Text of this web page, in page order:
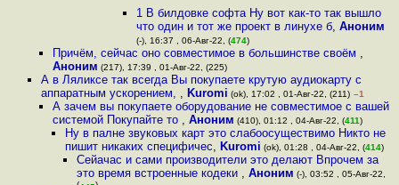
1 В билдовке софта Ну вот как-то так вышло
что один и тот же проект в линухе б, Аноним
(-), 16:37 , 06-Авг-22, (474)
Причём, сейчас оно совместимое в большинстве своём ,
Аноним (217), 17:39 , 01-Авг-22, (225)
А в Ляликсе так всегда Вы покупаете крутую аудиокарту с
аппаратным ускорением, , Kuromi (ok), 17:02 , 01-Авг-22, (211) –1
А зачем вы покупаете оборудование не совместимое с вашей
системой Покупайте то ,Аноним (410), 01:12 , 04-Авг-22, (411)
Ну в палне звуковых карт это слабоосуществимо Никто не
пишит никаких специфичес, Kuromi (ok), 01:28 , 04-Авг-22, (414)
Сейачас и сами производители это делают Впрочем за
это время встроенные кодеки , Аноним (-), 03:52 , 05-Авг-22,